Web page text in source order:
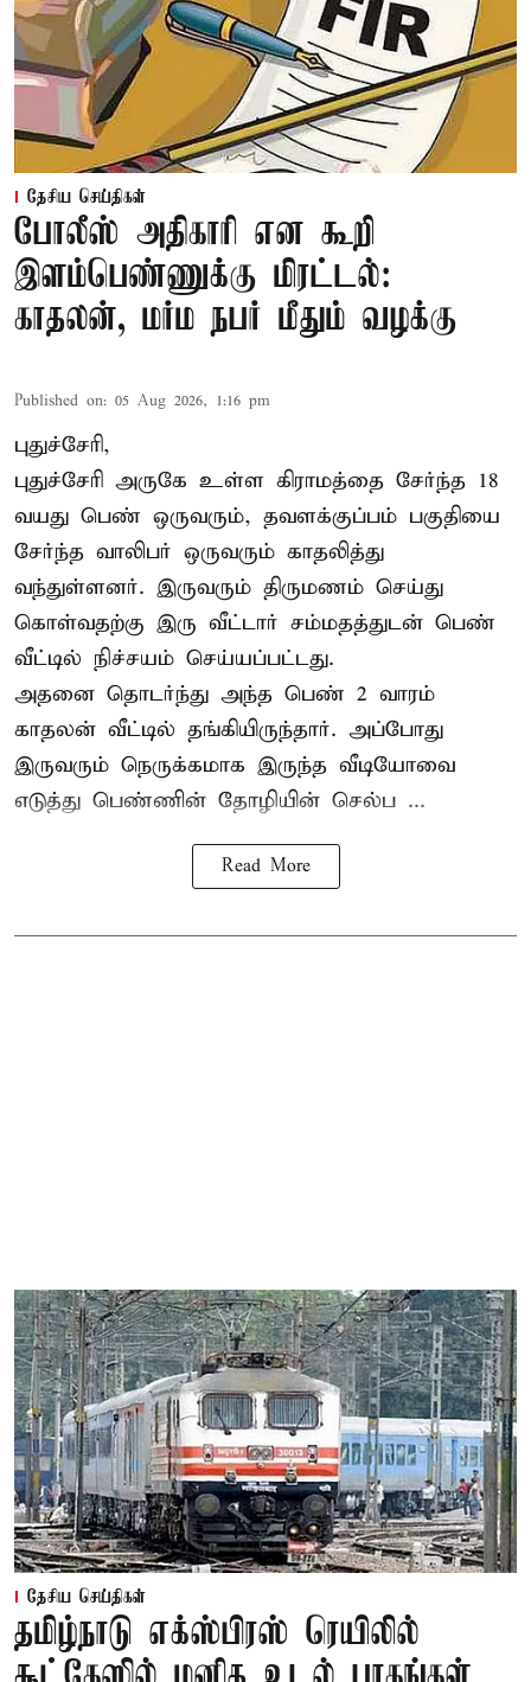
தேசிய செய்திகள்
போலீஸ் அதிகாரி என கூறி
இளம்பெண்ணுக்கு மிரட்டல்:
காதலன், மர்ம நபர் மீதும் வழக்கு
Published on: 05 Aug 2026, 1:16 pm
புதுச்சேரி,
புதுச்சேரி அருகே உள்ள கிராமத்தை சேர்ந்த 18
வயது பெண் ஒருவரும், தவளக்குப்பம் பகுதியை
சேர்ந்த வாலிபர் ஒருவரும் காதலித்து
வந்துள்ளனர். இருவரும் திருமணம் செய்து
கொள்வதற்கு இரு வீட்டார் சம்மதத்துடன் பெண்
வீட்டில் நிச்சயம் செய்யப்பட்டது.
அதனை தொடர்ந்து அந்த பெண் 2 வாரம்
காதலன் வீட்டில் தங்கியிருந்தார். அப்போது
இருவரும் நெருக்கமாக இருந்த வீடியோவை
எடுத்து பெண்ணின் தோழியின் செல்ப ...
Read More
தேசிய செய்திகள்
தமிழ்நாடு எக்ஸ்பிரஸ் ரெயிலில்